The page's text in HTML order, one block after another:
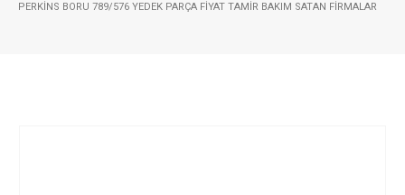
PERKINS BORU 789/576 YEDEK PARÇA FIYAT TAMIR BAKIM SATAN FIRMALAR